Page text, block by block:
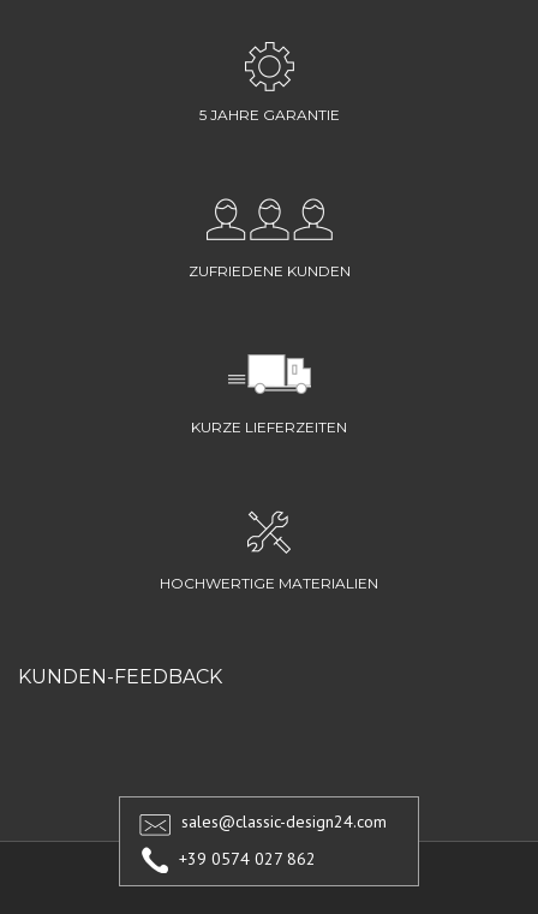
5 JAHRE GARANTIE
ZUFRIEDENE KUNDEN
KURZE LIEFERZEITEN
HOCHWERTIGE MATERIALIEN
KUNDEN-FEEDBACK
sales@classic-design24.com
+39 0574 027 862